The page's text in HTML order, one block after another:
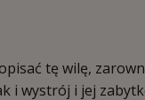
tę wilę,
i wystrój i jej